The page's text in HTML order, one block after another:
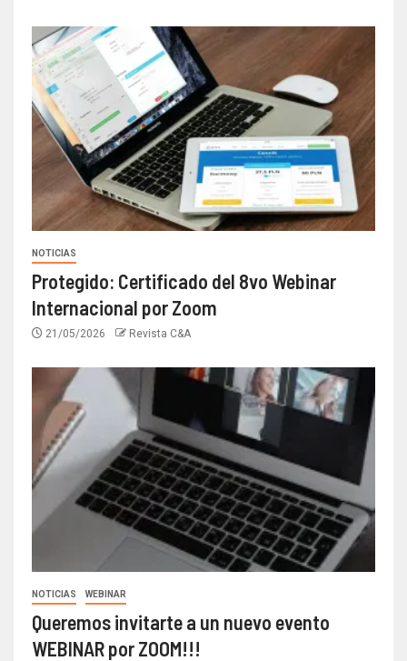
NOTICIAS
Protegido: Certificado del 8vo Webinar
Internacional por Zoom
21/05/2026 Revista C&A
NOTICIAS WEBINAR
Queremos invitarte a un nuevo evento
WEBINAR por ZOOM!!!